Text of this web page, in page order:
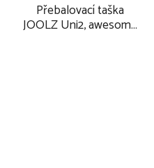
Přebalovací taška
JOOLZ Uni2, awesome